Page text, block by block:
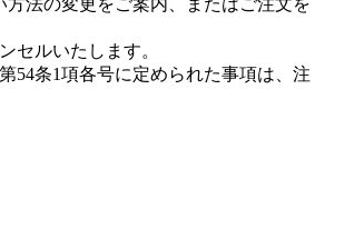
法の変更をご案内、またはご注文を
セルいたします。
54条1項各号に定められた事項は、注